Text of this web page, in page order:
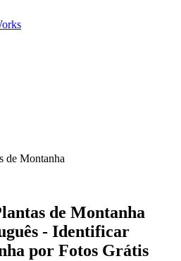
de Montanha
de Montanha
- Identificar
por Fotos Grátis